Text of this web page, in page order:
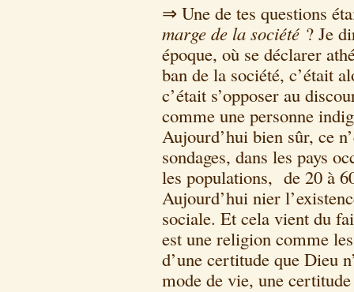
⇒ Une de tes questions
marge de la société ? Je
époque, où se déclarer
ban de la société, c’était
c’était s’opposer au
comme une personne
Aujourd’hui bien sûr, ce
sondages, dans les pays
les populations, de 20 à
Aujourd’hui nier
sociale. Et cela vient du
est une religion comme
d’une certitude que Dieu
mode de vie, une